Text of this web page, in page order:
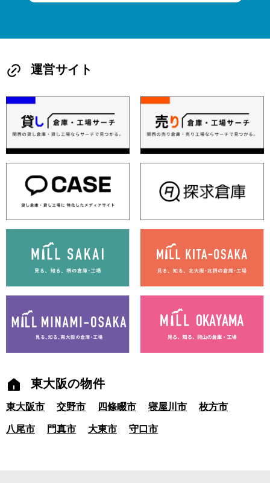
運営サイト
東大阪の物件
東大阪市 交野市 四條畷市 寝屋川市 枚方市
八尾市 門真市 大東市 守口市